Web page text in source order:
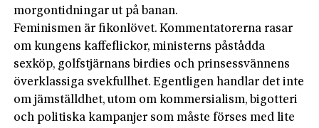
morgontidningar ut på banan.
Feminismen är fikonlövet. Kommentatorerna rasar
om kungens kaffeflickor, ministerns påstådda
sexköp, golfstjärnans birdies och prinsessvännens
överklassiga svekfullhet. Egentligen handlar det inte
om jämställdhet, utom om kommersialism, bigotteri
och politiska kampanjer som måste förses med lite